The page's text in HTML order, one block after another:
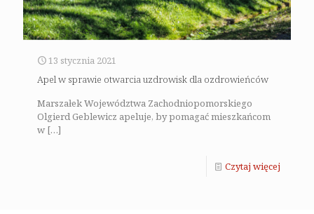
13 stycznia 2021
Apel w sprawie otwarcia uzdrowisk dla ozdrowieńców
Marszałek Województwa Zachodniopomorskiego
Olgierd Geblewicz apeluje, by pomagać mieszkańcom
w […]
Czytaj więcej